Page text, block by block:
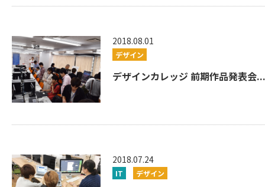
2018.08.01
デザイン
デザインカレッジ 前期作品発表会...
2018.07.24
IT デザイン